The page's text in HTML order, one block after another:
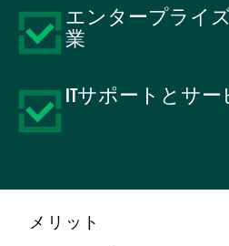
エンタープライ
業
ITサポートとサ
メリット